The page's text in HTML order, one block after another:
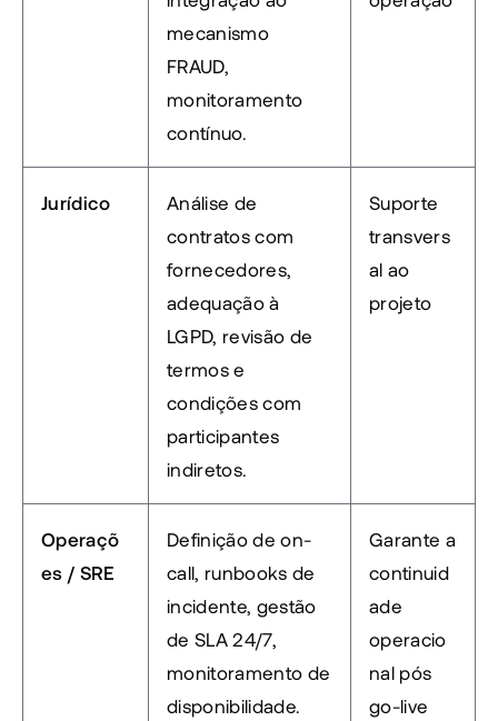
mecanismo
FRAUD,
monitoramento
contínuo.
Jurídico
Análise de
contratos com
fornecedores,
adequação à
LGPD, revisão de
termos e
condições com
participantes
indiretos.
Suporte
transvers
al ao
projeto
Operaçõ
es / SRE
Definição de on-
call, runbooks de
incidente, gestão
de SLA 24/7,
monitoramento de
disponibilidade.
Garante a
continuid
ade
operacio
nal pós
go-live